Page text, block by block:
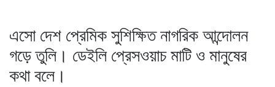
এসো দেশ প্রেমিক সুশিক্ষিত নাগরিক আন্দোলন
গড়ে তুলি। ডেইলি প্রেসওয়াচ মাটি ও মানুষের
কথা বলে।